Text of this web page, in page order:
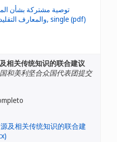
相关传统知识的联合建议
和美利坚合众国代表团提交